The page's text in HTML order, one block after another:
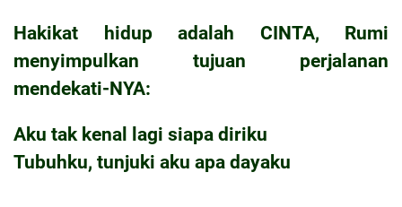
Hakikat hidup adalah CINTA, Rumi
menyimpulkan tujuan perjalanan
mendekati-NYA:
Aku tak kenal lagi siapa diriku
Tubuhku, tunjuki aku apa dayaku